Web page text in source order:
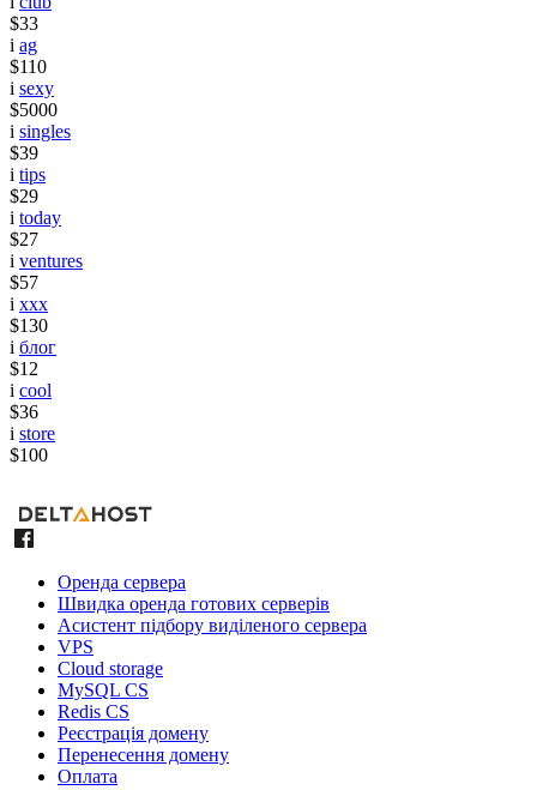
$33
i ag
$110
i sexy
$5000
i singles
$39
i tips
$29
i today
$27
i ventures
$57
i xxx
$130
i блог
$12
i cool
$36
i store
$100
Оренда сервера
Швидка оренда готових серверів
Асистент підбору виділеного сервера
VPS
Cloud storage
MySQL CS
Redis CS
Реєстрація домену
Перенесення домену
Оплата